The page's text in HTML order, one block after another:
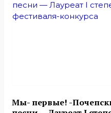
Мы- первые! -